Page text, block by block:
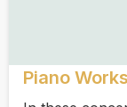
Piano